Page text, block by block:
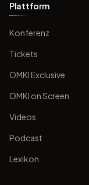
Plattform
Konferenz
Tickets
OMKI Exclusive
OMKI on Screen
Videos
Podcast
Lexikon